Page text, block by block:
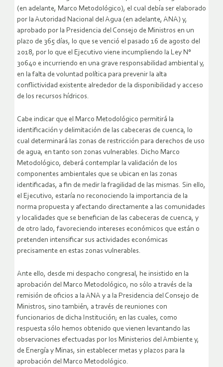
(en adelante, Marco Metodológico), el cual debía ser elaborado
por la Autoridad Nacional del Agua (en adelante, ANA) y,
aprobado por la Presidencia del Consejo de Ministros en un
plazo de 365 días, lo que se venció el pasado 16 de agosto del
2018, por lo que el Ejecutivo viene incumpliendo la Ley N°
30640 e incurriendo en una grave responsabilidad ambiental y,
en la falta de voluntad política para prevenir la alta
conflictividad existente alrededor de la disponibilidad y acceso
de los recursos hídricos.
Cabe indicar que el Marco Metodológico permitirá la
identificación y delimitación de las cabeceras de cuenca, lo
cual determinará las zonas de restricción para derechos de uso
de agua, en tanto son zonas vulnerables. Dicho Marco
Metodológico, deberá contemplar la validación de los
componentes ambientales que se ubican en las zonas
identificadas, a fin de medir la fragilidad de las mismas. Sin ello,
el Ejecutivo, estaría no reconociendo la importancia de la
norma propuesta y afectando directamente a las comunidades
y localidades que se benefician de las cabeceras de cuenca, y
de otro lado, favoreciendo intereses económicos que están o
pretenden intensificar sus actividades económicas
precisamente en estas zonas vulnerables.
Ante ello, desde mi despacho congresal, he insistido en la
aprobación del Marco Metodológico, no sólo a través de la
remisión de oficios a la ANA y a la Presidencia del Consejo de
Ministros, sino también, a través de reuniones con
funcionarios de dicha Institución; en las cuales, como
respuesta sólo hemos obtenido que vienen levantando las
observaciones efectuadas por los Ministerios del Ambiente y,
de Energía y Minas, sin establecer metas y plazos para la
aprobación del Marco Metodológico.